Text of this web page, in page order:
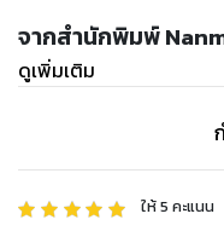
จากสำนักพิมพ์
ดูเพิ่มเติม
ให้5 คะแนน